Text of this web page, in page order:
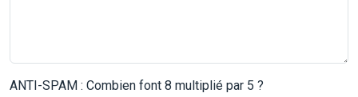
ANTI-SPAM : Combien font 8 multiplié par 5 ?